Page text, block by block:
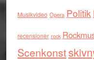
Musikvideo Opera Politik
recensioner rock
Scenkonst